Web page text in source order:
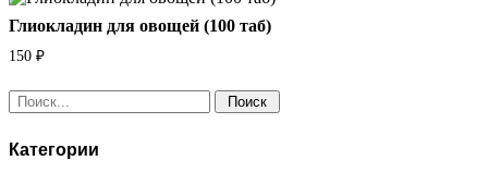
Глиокладин для овощей (100 таб)
150 ₽
Поиск:
Категории